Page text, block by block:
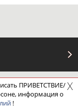
РЕКЛАМА
ПРИВЕТСТВИЕ/
информация о
!